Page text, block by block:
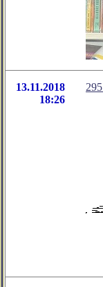
13.11.2018
18:26